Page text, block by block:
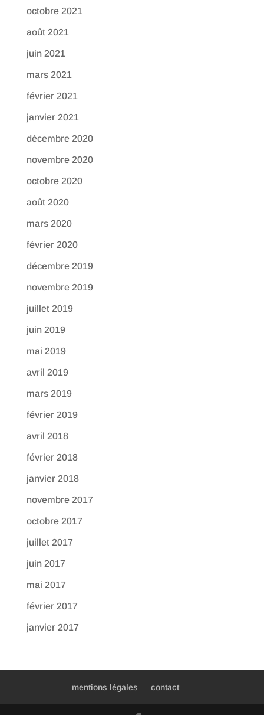
octobre 2021
août 2021
juin 2021
mars 2021
février 2021
janvier 2021
décembre 2020
novembre 2020
octobre 2020
août 2020
mars 2020
février 2020
décembre 2019
novembre 2019
juillet 2019
juin 2019
mai 2019
avril 2019
mars 2019
février 2019
avril 2018
février 2018
janvier 2018
novembre 2017
octobre 2017
juillet 2017
juin 2017
mai 2017
février 2017
janvier 2017
mentions légales contact